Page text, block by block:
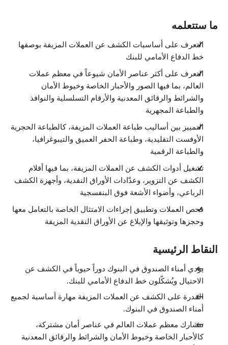
الأرقام المتسلسلة
0:33
وسائط الطباعة
1:21
النوافذ
الطباعة المُصغرة
0:33
الأدوات المستخدمة في كشف العملات المزيفة
نظرة عامة
أقلام كشف التزييف
مكائن عد العملة
0:48
كاشفات العملات المزيفة ذات الطرق الأربع
0:40
الأشعة فوق البنفسجية
الإجراءات المتبعة عند الاشتباه في عملات مزيفة
نظرة عامة
0:51
فحص العملة
سلطة مصادرة العملات المزيفة
1:05
التوثيق والإبلاغ
ما ستتعلمه
التعرف على أساسيات الكشف عن العملات المزيفة بوصفها
خط الدفاع الأمامي للبنك
التعرف على أكثر عناصر الأمان شيوعاً في معظم عملات
العالم، بما فيها الصور والأحبار الخاصة وخيوط الأمان
والشرائط والرقائق المعدنية والأرقام التسلسلية والنوافذ
والطباعة المجهرية
التمييز بين أساليب طباعة العملات المزيفة، كالطباعة الحجرية
الأوفست التقليدية، وطباعة الحفر العميق والتيبوغرافيا،
والطباعة الرقمية
تشغيل أدوات الكشف عن العملات المزيفة، بما فيها أقلام
الكشف عن التزوير، وعدّادات الأوراق النقدية، وأجهزة الكشف
الرباعي، وأضواء الأشعة فوق البنفسجية
فحص العملات وتطبيق إجراءات الامتثال الخاصة بالتعامل معها
وحجزها وتوثيقها والإبلاغ عن الأوراق النقدية المزيفة
النقاط الرئيسية
يؤدي أمناء الصندوق في البنوك دوراً حيوياً في الكشف عن
الاحتيال ويُشكّلون خط الدفاع الأمامي للبنك.
القدرة على الكشف عن العملات المزيفة مهارة أساسية لجميع
أمناء الصندوق في البنوك.
تتشارك معظم عملات العالم في عناصر أمان مشتركة،
كالأحبار الخاصة وخيوط الأمان والشرائط والرقائق المعدنية